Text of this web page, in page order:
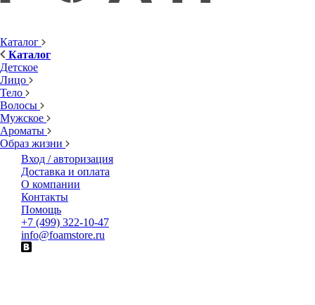
Каталог
Каталог
Детское
Лицо
Тело
Волосы
Мужское
Ароматы
Образ жизни
Вход / авторизация
Доставка и оплата
О компании
Контакты
Помощь
+7 (499) 322-10-47
info@foamstore.ru